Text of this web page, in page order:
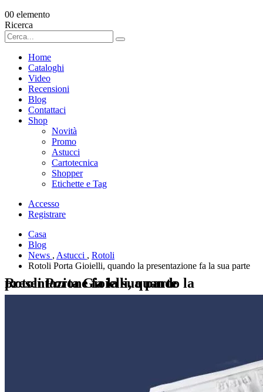
00 elemento
Ricerca
Home
Cataloghi
Video
Recensioni
Blog
Contattaci
Shop
Novità
Promo
Astucci
Cartotecnica
Shopper
Etichette e Tag
Accesso
Registrare
Casa
Blog
News , Astucci , Rotoli
Rotoli Porta Gioielli, quando la presentazione fa la sua parte
Rotoli Porta Gioielli, quando la presentazione fa la sua parte